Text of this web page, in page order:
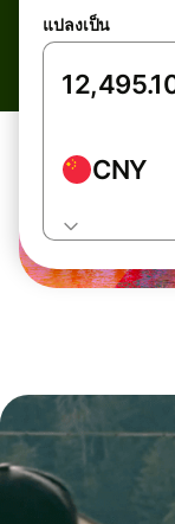
แปลงเป็น
CNY